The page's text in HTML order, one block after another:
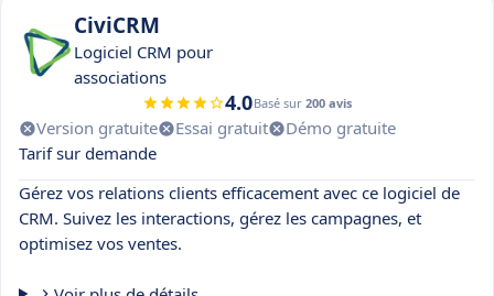
CiviCRM
Logiciel CRM pour
associations
4.0Basé sur 200 avis
Version gratuite Essai gratuit
Démo gratuite
Tarif sur demande
Gérez vos relations clients efficacement avec ce logiciel de
CRM. Suivez les interactions, gérez les campagnes, et
optimisez vos ventes.